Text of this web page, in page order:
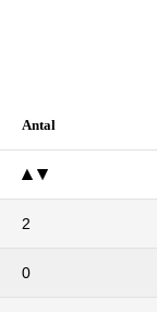
Antal
2
0